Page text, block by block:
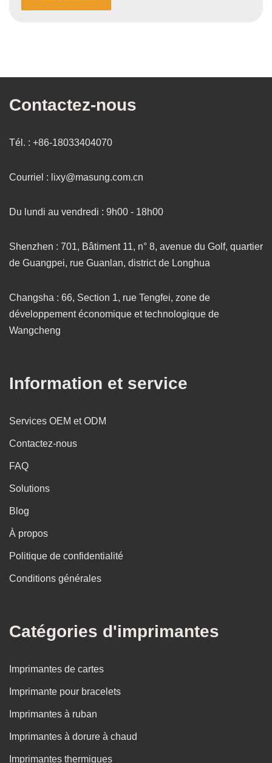
Contactez-nous
Tél. : +86-18033404070
Courriel : lixy@masung.com.cn
Du lundi au vendredi : 9h00 - 18h00
Shenzhen : 701, Bâtiment 11, n° 8, avenue du Golf, quartier
de Guangpei, rue Guanlan, district de Longhua
Changsha : 66, Section 1, rue Tengfei, zone de
développement économique et technologique de
Wangcheng
Information et service
Services OEM et ODM
Contactez-nous
FAQ
Solutions
Blog
À propos
Politique de confidentialité
Conditions générales
Catégories d'imprimantes
Imprimantes de cartes
Imprimante pour bracelets
Imprimantes à ruban
Imprimantes à dorure à chaud
Imprimantes thermiques